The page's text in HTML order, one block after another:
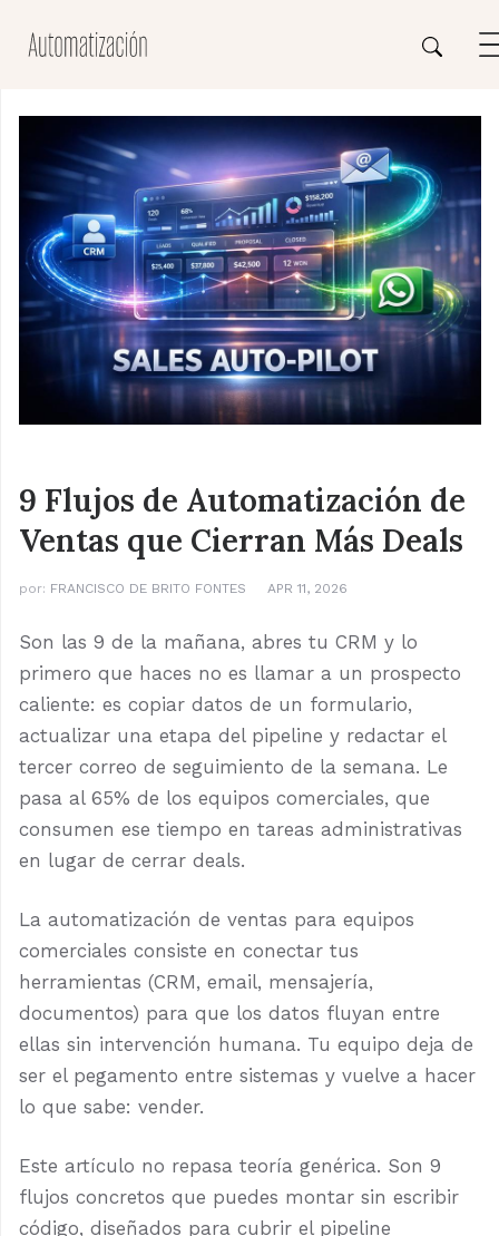
9 Flujos de Automatización de
Ventas que Cierran Más Deals
por: FRANCISCO DE BRITO FONTES APR 11, 2026
Son las 9 de la mañana, abres tu CRM y lo
primero que haces no es llamar a un prospecto
caliente: es copiar datos de un formulario,
actualizar una etapa del pipeline y redactar el
tercer correo de seguimiento de la semana. Le
pasa al 65% de los equipos comerciales, que
consumen ese tiempo en tareas administrativas
en lugar de cerrar deals.
La automatización de ventas para equipos
comerciales consiste en conectar tus
herramientas (CRM, email, mensajería,
documentos) para que los datos fluyan entre
ellas sin intervención humana. Tu equipo deja de
ser el pegamento entre sistemas y vuelve a hacer
lo que sabe: vender.
Este artículo no repasa teoría genérica. Son 9
flujos concretos que puedes montar sin escribir
código, diseñados para cubrir el pipeline